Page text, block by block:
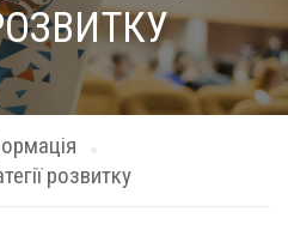
розвитку